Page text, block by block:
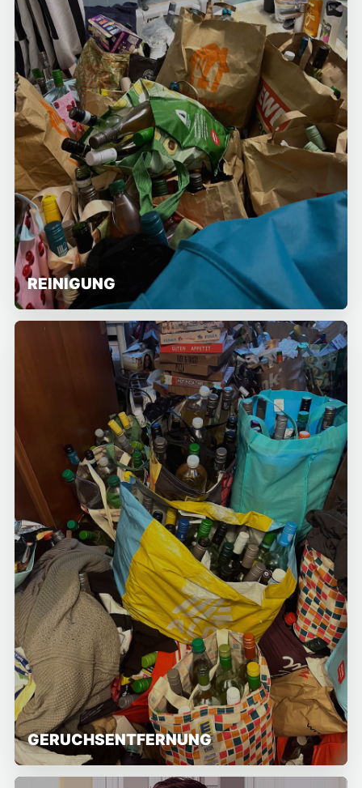
REINIGUNG
GERUCHSENTFERNUNG